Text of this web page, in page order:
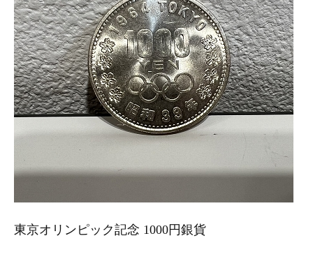
東京オリンピック記念 1000円銀貨